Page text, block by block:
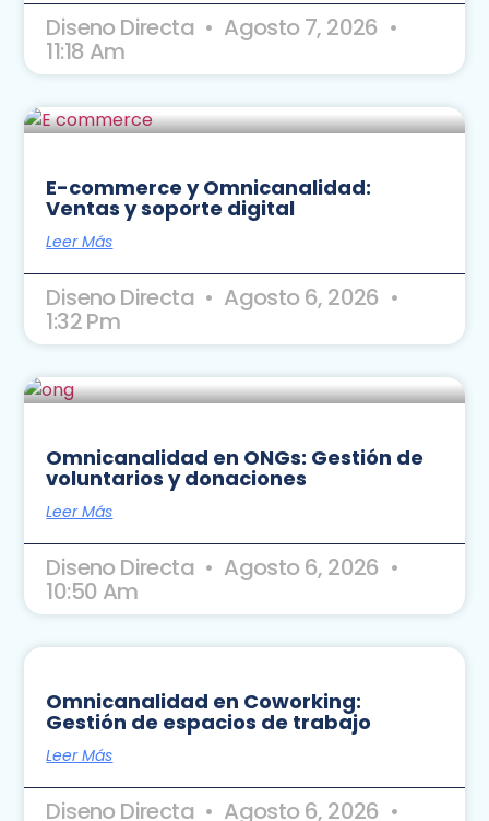
Diseno Directa Agosto 7, 2026
11:18 Am
E-commerce y Omnicanalidad:
Ventas y soporte digital
Leer Más
Diseno Directa Agosto 6, 2026
1:32 Pm
Omnicanalidad en ONGs: Gestión de
voluntarios y donaciones
Leer Más
Diseno Directa Agosto 6, 2026
10:50 Am
Omnicanalidad en Coworking:
Gestión de espacios de trabajo
Leer Más
Diseno Directa Agosto 6, 2026